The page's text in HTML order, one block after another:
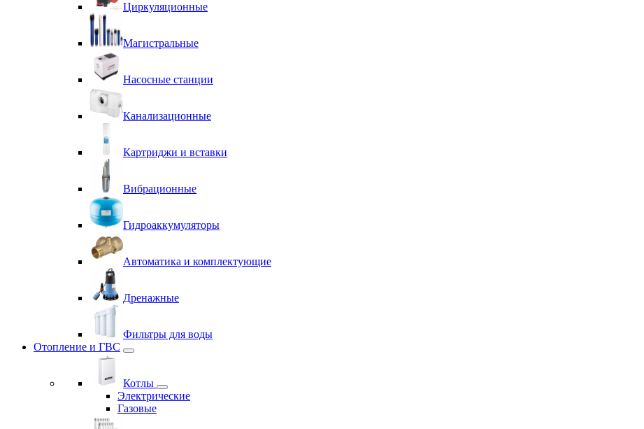
Циркуляционные
Магистральные
Насосные станции
Канализационные
Картриджи и вставки
Вибрационные
Гидроаккумуляторы
Автоматика и комплектующие
Дренажные
Фильтры для воды
Отопление и ГВС
Котлы
Электрические
Газовые